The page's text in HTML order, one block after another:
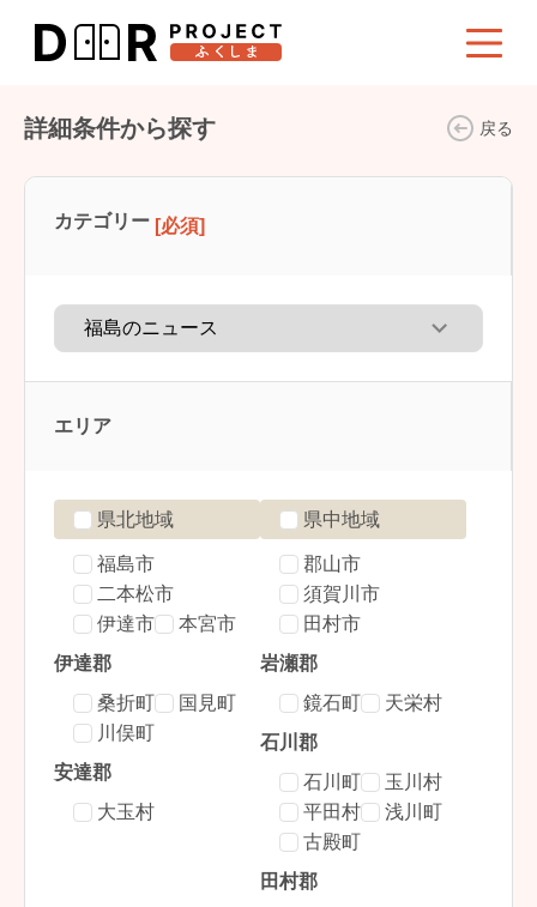
詳細条件から探す 戻る
カテゴリー [必須]
エリア
県北地域
福島市
二本松市
伊達市
本宮市
伊達郡
桑折町
国見町
川俣町
安達郡
大玉村
県中地域
郡山市
須賀川市
田村市
岩瀬郡
鏡石町
天栄村
石川郡
石川町
玉川村
平田村
浅川町
古殿町
田村郡